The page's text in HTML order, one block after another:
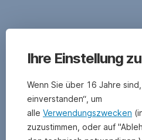
Ihre Einstellung
Wenn Sie über 16 Jahre
einverstanden“, um
alle Verwendungszwecken
zuzustimmen, oder auf